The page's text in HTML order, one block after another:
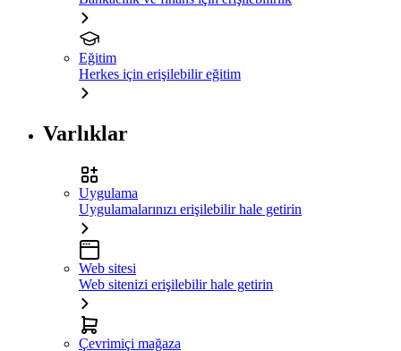
Eğitim
Herkes için erişilebilir eğitim
Varlıklar
Uygulama
Uygulamalarınızı erişilebilir hale getirin
Web sitesi
Web sitenizi erişilebilir hale getirin
Çevrimiçi mağaza